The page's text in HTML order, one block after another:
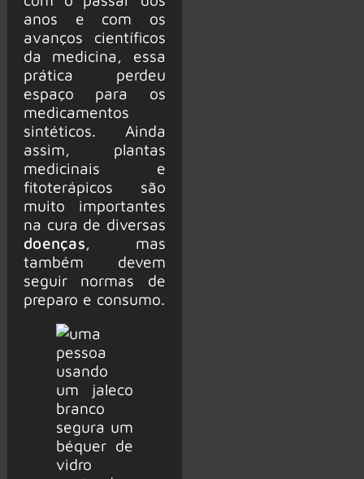
anos e com os
avanços científicos
da medicina, essa
prática perdeu
espaço para os
medicamentos
sintéticos. Ainda
assim, plantas
medicinais e
fitoterápicos são
muito importantes
na cura de diversas
doenças, mas
também devem
seguir normas de
preparo e consumo.